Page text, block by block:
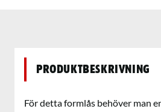
Produktbeskrivning
För detta formlås behöver man